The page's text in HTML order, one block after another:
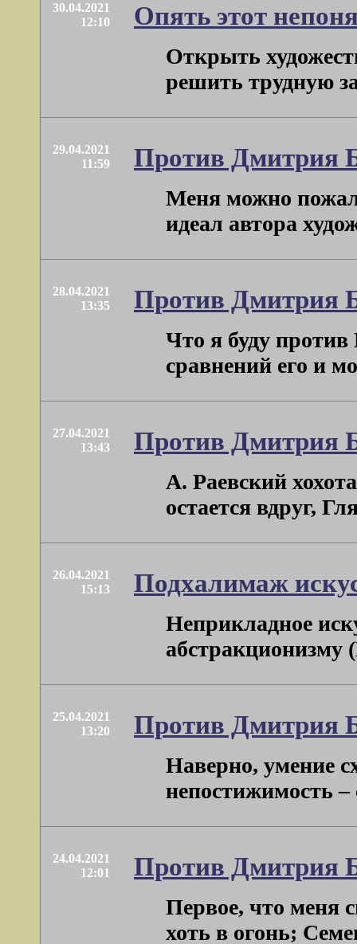
30.04.2021
12:10
Опять этот
Открыть
решить трудную
29.04.2021
11:59
Против Дмитрия
Меня можно
идеал автора
28.04.2021
13:35
Против Дмитрия
Что я буду
сравнений его и
27.04.2021
13:43
Против Дмитрия
А. Раевский
остается вдруг,
26.04.2021
15:13
Подхалимаж
Неприкладное
абстракционизму
25.04.2021
13:20
Против Дмитрия
Наверно, умение
непостижимость –
24.04.2021
12:01
Против Дмитрия
Первое, что меня
хоть в огонь;